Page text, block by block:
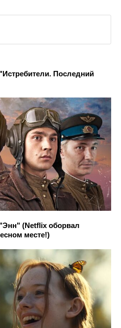
Последний
(Netflix оборвал
месте!)